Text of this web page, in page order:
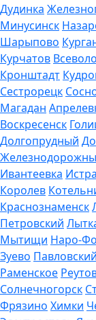
Дудинка
Минусинск
Шарыпово
Курчатов
Кронштадт
Сестрорецк
Магадан
Воскресенск
Долгопрудный
Ивантеевка Истра
Королев
Краснознаменск
Петровский
Мытищи Наро-
Зуево
Раменское
Солнечногорск
Фрязино Химки